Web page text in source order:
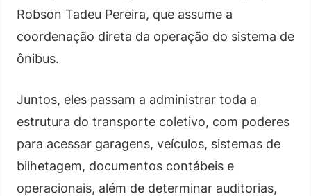
Robson Tadeu Pereira, que assume a
coordenação direta da operação do sistema de
ônibus.
Juntos, eles passam a administrar toda a
estrutura do transporte coletivo, com poderes
para acessar garagens, veículos, sistemas de
bilhetagem, documentos contábeis e
operacionais, além de determinar auditorias,